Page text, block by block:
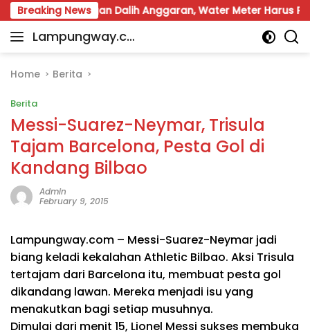
Skip
to
content
Breaking News
Jangan Dalih Anggaran, Water Meter Harus Prioritas
Lampungway.co
Portal
Daerah
Terpercaya
dan
Terupdate
Home Berita
Berita
Messi-Suarez-Neymar, Trisula
Tajam Barcelona, Pesta Gol di
Kandang Bilbao
Admin
February 9, 2015
Lampungway.com – Messi-Suarez-Neymar jadi
biang keladi kekalahan Athletic Bilbao. Aksi Trisula
tertajam dari Barcelona itu, membuat pesta gol
dikandang lawan. Mereka menjadi isu yang
menakutkan bagi setiap musuhnya.
Dimulai dari menit 15, Lionel Messi sukses membuka